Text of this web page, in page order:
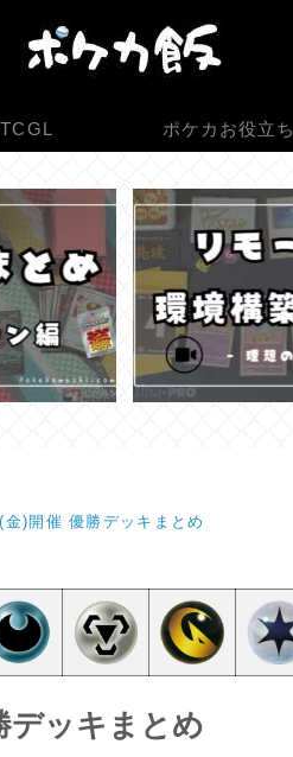
ポケカお役立ち
)開催 優勝デッキまとめ
デッキまとめ